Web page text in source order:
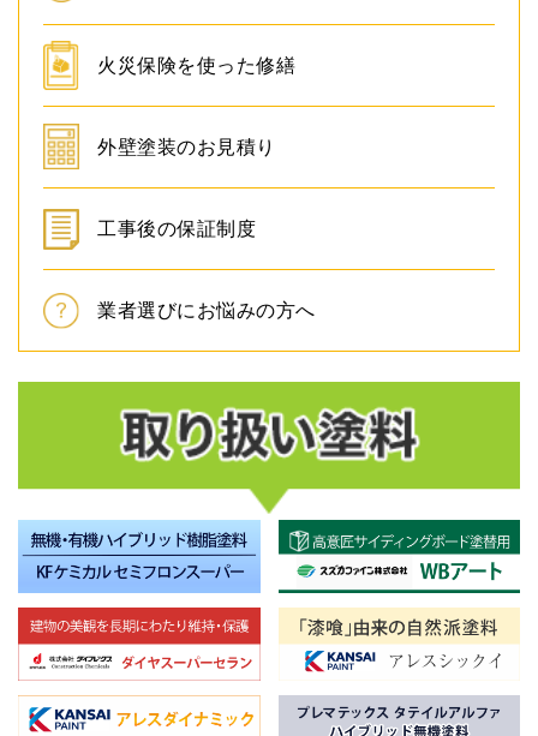
火災保険を使った修繕
外壁塗装のお見積り
工事後の保証制度
業者選びにお悩みの方へ